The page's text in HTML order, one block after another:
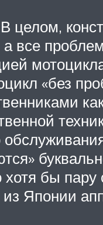
а все
«без
хотя бы
Японии